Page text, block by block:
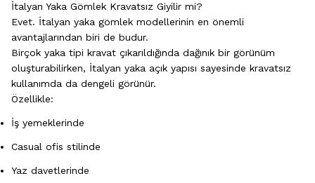
İtalyan Yaka Gömlek Kravatsız Giyilir mi?
Evet. İtalyan yaka gömlek modellerinin en önemli
avantajlarından biri de budur.
Birçok yaka tipi kravat çıkarıldığında dağınık bir görünüm
oluşturabilirken, İtalyan yaka açık yapısı sayesinde kravatsız
kullanımda da dengeli görünür.
Özellikle:
İş yemeklerinde
Casual ofis stilinde
Yaz davetlerinde